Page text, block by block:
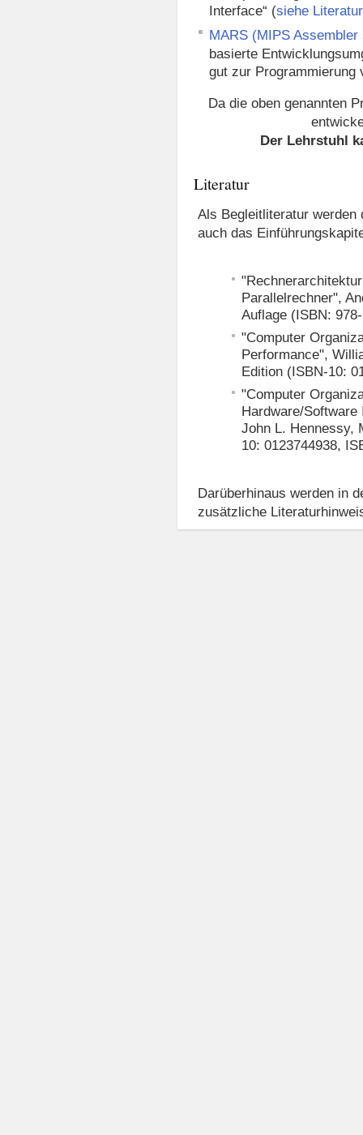
Interface“ (siehe Literatur
MARS (MIPS
basierte
gut zur Programmierung
Da die oben genannten
Der Lehrstuhl
Literatur
Als Begleitliteratur werden
auch das
Parallelrechner",
Auflage (ISBN:
"Computer
Performance",
Edition (ISBN-10:
"Computer
Hardware/
John L. Hennessy,
10: 0123744938,
Darüberhinaus werden in
zusätzliche